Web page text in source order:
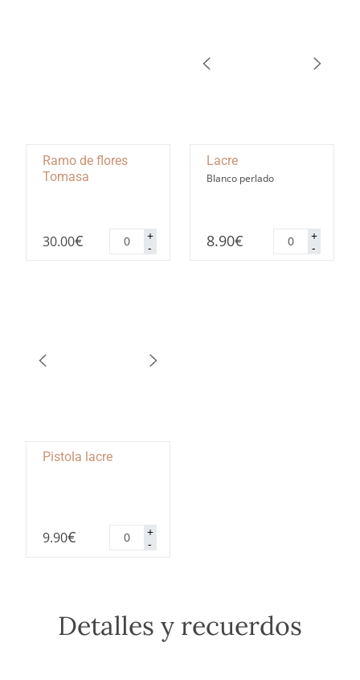
Ramo de flores
Tomasa
30.00€ -
Ramo
flores
+
Lacre
Blanco perlado
8.90€ -
Lacre
cantidad
+
Pistola lacre
9.90€ -
Pistola
lacre
cantidad
+
Detalles y recuerdos